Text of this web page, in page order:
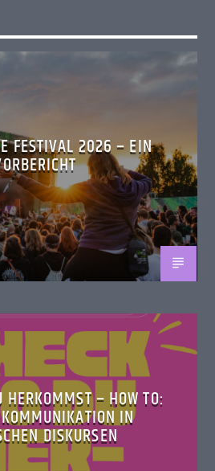
FESTIVAL 2026 – EIN
HERKOMMST – HOW TO:
IN
DISKURSEN